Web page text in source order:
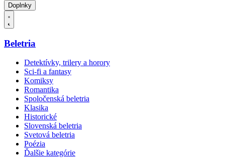
Doplnky
Beletria
Detektívky, trilery a horory
Sci-fi a fantasy
Komiksy
Romantika
Spoločenská beletria
Klasika
Historické
Slovenská beletria
Svetová beletria
Poézia
Ďalšie kategórie